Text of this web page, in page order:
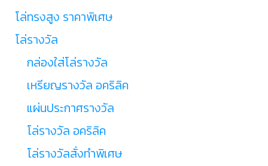
โล่ทรงสูง ราคาพิเศษ
โล่รางวัล
กล่องใส่โล่รางวัล
เหรียญรางวัล อคริลิค
แผ่นประกาศรางวัล
โล่รางวัล อคริลิค
โล่รางวัลสั่งทำพิเศษ